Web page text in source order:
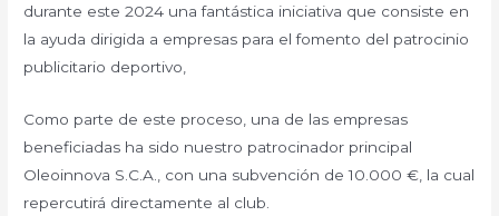
durante este 2024 una fantástica iniciativa que consiste en
la ayuda dirigida a empresas para el fomento del patrocinio
publicitario deportivo,
Como parte de este proceso, una de las empresas
beneficiadas ha sido nuestro patrocinador principal
Oleoinnova S.C.A., con una subvención de 10.000 €, la cual
repercutirá directamente al club.